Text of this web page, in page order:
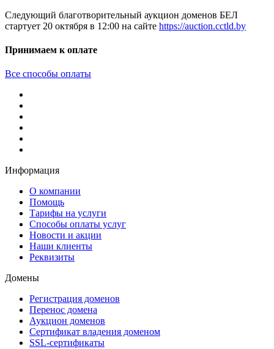
Следующий благотворительный аукцион доменов БЕЛ
стартует 20 октября в 12:00 на сайте https://auction.cctld.by
Принимаем к оплате
Все способы оплаты
Информация
О компании
Помощь
Тарифы на услуги
Способы оплаты услуг
Новости и акции
Наши клиенты
Реквизиты
Домены
Регистрация доменов
Перенос домена
Аукцион доменов
Сертификат владения доменом
SSL-сертификаты